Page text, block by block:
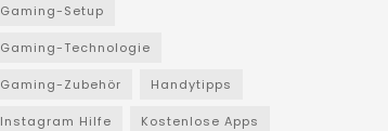
Gaming-Setup
Gaming-Technologie
Gaming-Zubehör Handytipps
Instagram Hilfe Kostenlose Apps